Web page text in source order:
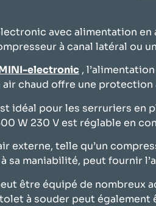
avec alimentation
à canal latéral ou
electronic ,
air chaud offre une
idéal pour les serruriers en
W 230 V est réglable en
externe, telle qu’un
sa maniabilité, peut fournir
être équipé de nombreux
à souder peut